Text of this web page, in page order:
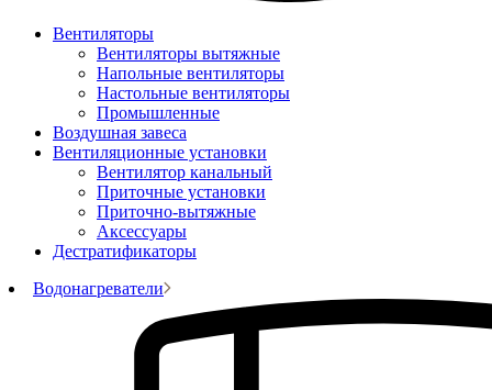
Вентиляторы
Вентиляторы вытяжные
Напольные вентиляторы
Настольные вентиляторы
Промышленные
Воздушная завеса
Вентиляционные установки
Вентилятор канальный
Приточные установки
Приточно-вытяжные
Аксессуары
Дестратификаторы
Водонагреватели